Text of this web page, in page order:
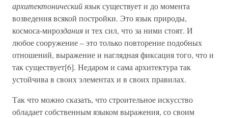
архитектонический языксуществует и до момента
возведения всякой постройки. Это язык природы,
космоса-мирозданияи тех сил, что за ними стоят. И
любое сооружение – это только повторение подобных
отношений, выражение и наглядная фиксация того, что и
так существует[6]. Недаром и сама архитектура так
устойчива в своих элементах и в своих правилах.
Так что можно сказать, что строительное искусство
обладает собственным языком выражения, со своим